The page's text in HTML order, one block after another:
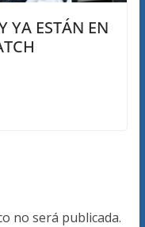
YA ESTÁN EN
no será publicada.